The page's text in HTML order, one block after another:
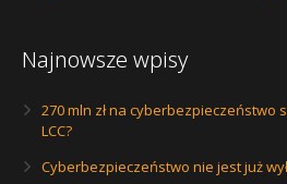
Najnowsze wpisy
270 mln zł na cyberbezpieczeństwo
LCC?
Cyberbezpieczeństwo nie jest już